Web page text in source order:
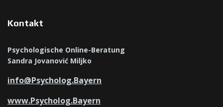
Kontakt
Psychologische Online-Beratung
Sandra Jovanović Miljko
info@Psycholog.Bayern
www.Psycholog.Bayern